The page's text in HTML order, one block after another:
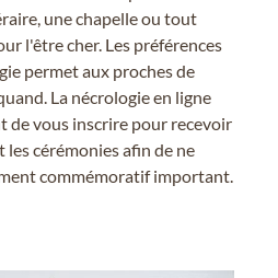
une chapelle ou tout
l'être cher. Les préférences
permet aux proches de
La nécrologie en ligne
de vous inscrire pour recevoir
cérémonies afin de ne
commémoratif important.